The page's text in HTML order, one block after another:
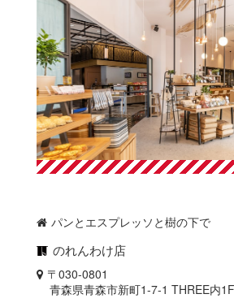
パンとエスプレッソと樹の下で
のれんわけ店
〒030-0801
青森県青森市新町1-7-1 THREE内